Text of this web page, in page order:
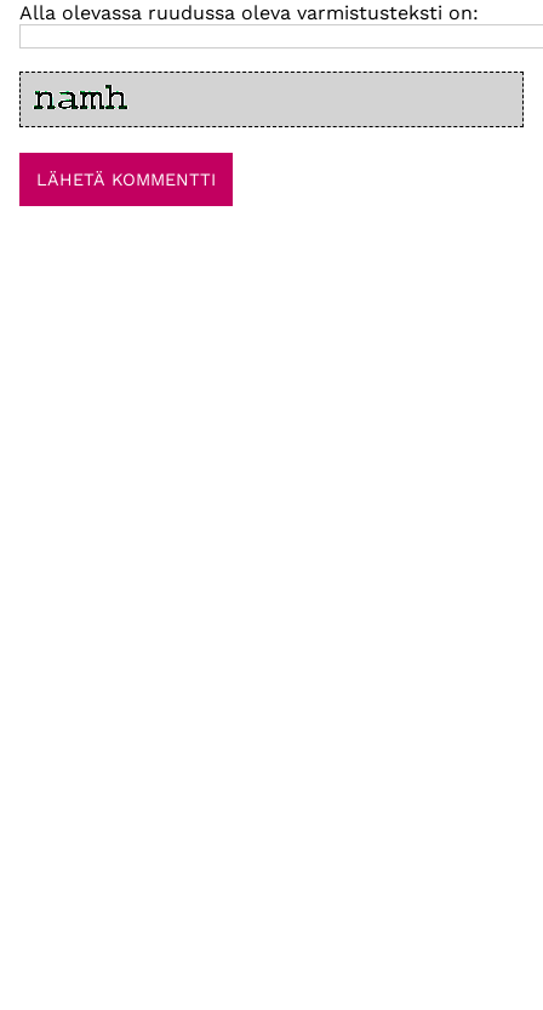
Alla olevassa ruudussa oleva varmistusteksti on: